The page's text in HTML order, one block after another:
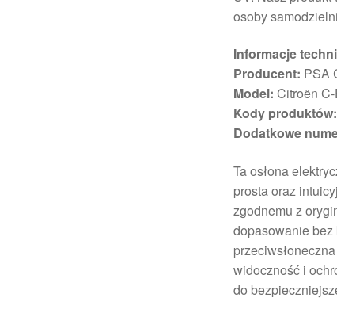
osoby
Informacje
Producent: PSA
Model: Citroën
Kody produktów:
Dodatkowe
Ta osłona
prosta oraz
zgodnemu z
dopasowanie bez
widoczność i
do